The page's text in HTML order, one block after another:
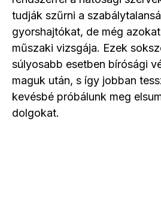
tudják szűrni a
gyorshajtókat, de még
műszaki vizsgája. Ezek
súlyosabb esetben bírósági
maguk után, s így jobban
kevésbé próbálunk meg
dolgokat.